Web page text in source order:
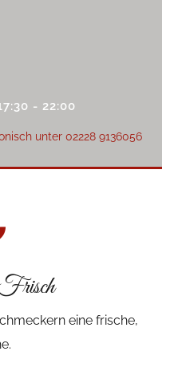
- 22:00
unter 02228 9136056
eine frische,